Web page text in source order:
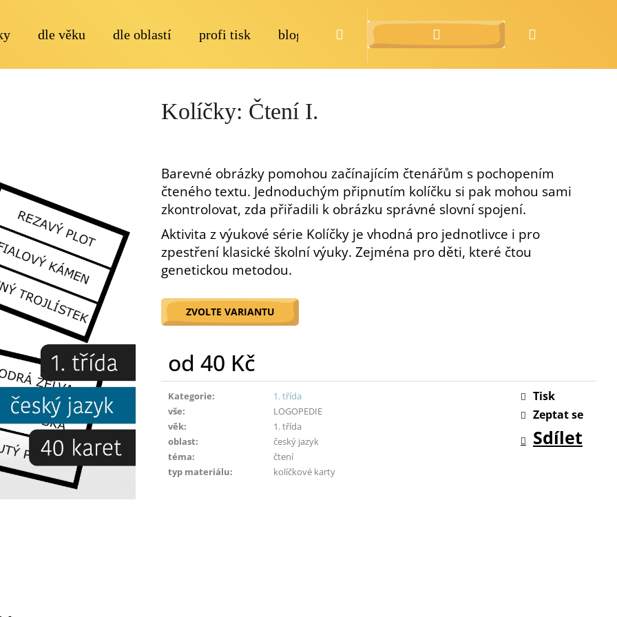
dle věku dle oblastí profi tisk blog o násHledat Přihlášení
Kolíčky: Čtení I.
Barevné obrázky pomohou začínajícím čtenářům s pochopením
čteného textu. Jednoduchým připnutím kolíčku si pak mohou sami
zkontrolovat, zda přiřadili k obrázku správné slovní spojení.
Aktivita z výukové série Kolíčky je vhodná pro jednotlivce i pro
zpestření klasické školní výuky. Zejména pro děti, které čtou
genetickou metodou.
ZVOLTE VARIANTU
od 40 Kč
Měrná
cena:
Kategorie:
1. třída
vše:
LOGOPEDIE
věk:
1. třída
oblast:
český jazyk
téma:
čtení
typ materiálu: kolíčkové karty
Tisk
Zeptat se
Sdílet
Doporučujeme